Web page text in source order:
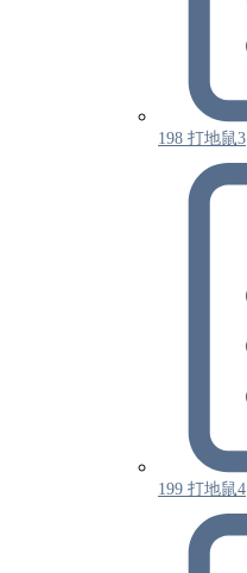
198 打地鼠3
199 打地鼠4